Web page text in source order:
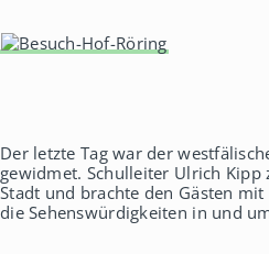
Der letzte Tag war der
gewidmet. Schulleiter Ulrich Kipp
Stadt und brachte den Gästen
die Sehenswürdigkeiten in und